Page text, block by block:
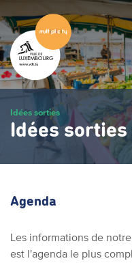
au
contenu
principal
Idées sorties
Idées
Agenda
Les informations de
est l'agenda le plus